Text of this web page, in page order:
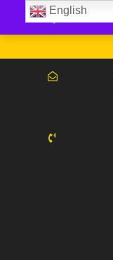
English
Julio Tours